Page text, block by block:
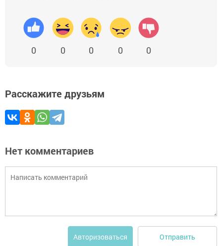
0 0 0 0 0
Расскажите друзьям
Нет комментариев
Авторизоваться Отправить